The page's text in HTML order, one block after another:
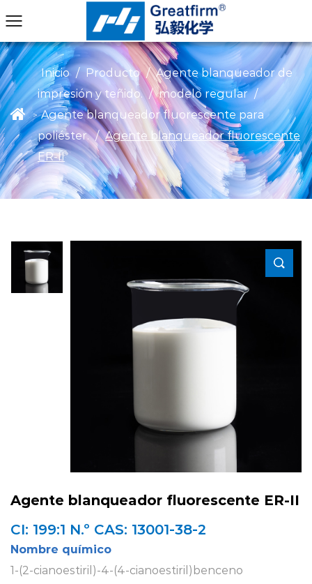
>
Inicio / Producto / Agente blanqueador de
impresión y teñido. / modelo regular /
Agente blanqueador fluorescente para
poliéster. / Agente blanqueador fluorescente
ER-II
Agente blanqueador fluorescente ER-II
CI: 199:1 N.º CAS: 13001-38-2
Nombre químico
1-(2-cianoestiril)-4-(4-cianoestiril)benceno